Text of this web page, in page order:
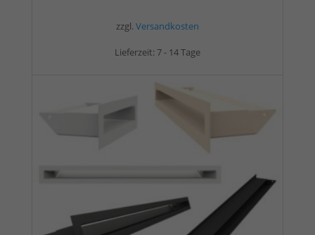
zzgl. Versandkosten
Lieferzeit: 7 - 14 Tage